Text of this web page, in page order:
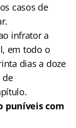
casos de
infrator a
em todo o
dias a doze
de
puníveis com